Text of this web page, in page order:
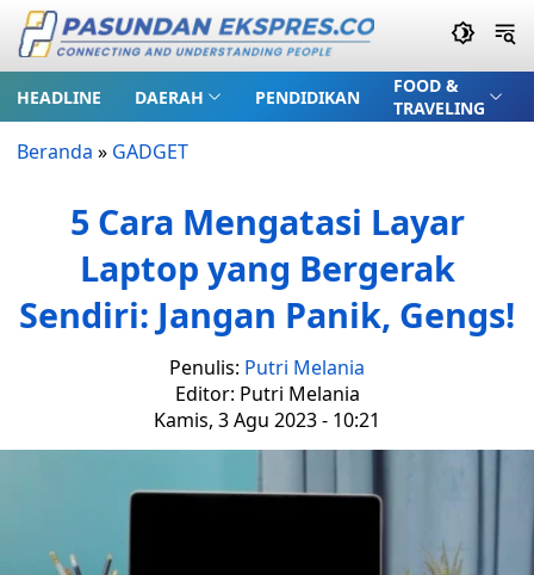
HEADLINE DAERAH PENDIDIKAN
FOOD &
TRAVELING
Beranda » GADGET
5 Cara Mengatasi Layar
Laptop yang Bergerak
Sendiri: Jangan Panik, Gengs!
Penulis: Putri Melania
Editor: Putri Melania
Kamis, 3 Agu 2023 - 10:21